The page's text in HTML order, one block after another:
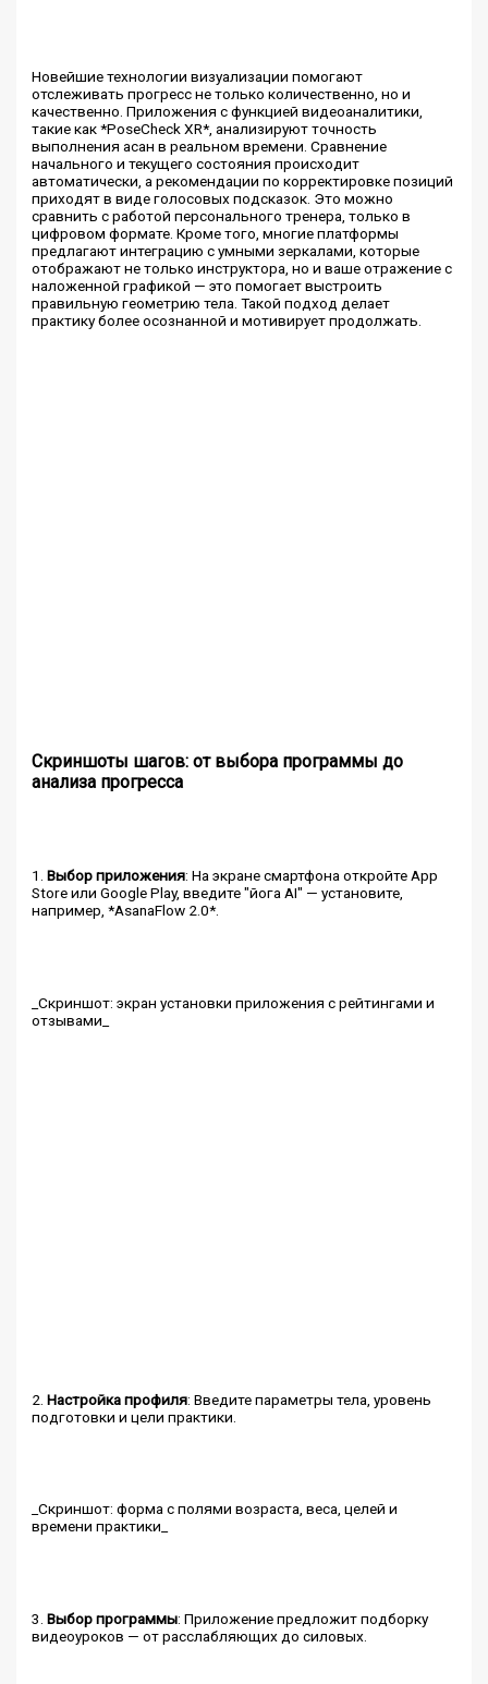
Новейшие технологии визуализации помогают
отслеживать прогресс не только количественно, но и
качественно. Приложения с функцией видеоаналитики,
такие как *PoseCheck XR*, анализируют точность
выполнения асан в реальном времени. Сравнение
начального и текущего состояния происходит
автоматически, а рекомендации по корректировке позиций
приходят в виде голосовых подсказок. Это можно
сравнить с работой персонального тренера, только в
цифровом формате. Кроме того, многие платформы
предлагают интеграцию с умными зеркалами, которые
отображают не только инструктора, но и ваше отражение с
наложенной графикой — это помогает выстроить
правильную геометрию тела. Такой подход делает
практику более осознанной и мотивирует продолжать.
Скриншоты шагов: от выбора программы до
анализа прогресса
1.Выбор приложения: На экране смартфона откройте App
Store или Google Play, введите "йога AI" — установите,
например, *AsanaFlow 2.0*.
_Скриншот: экран установки приложения с рейтингами и
отзывами_
2.Настройка профиля: Введите параметры тела, уровень
подготовки и цели практики.
_Скриншот: форма с полями возраста, веса, целей и
времени практики_
3.Выбор программы: Приложение предложит подборку
видеоуроков — от расслабляющих до силовых.